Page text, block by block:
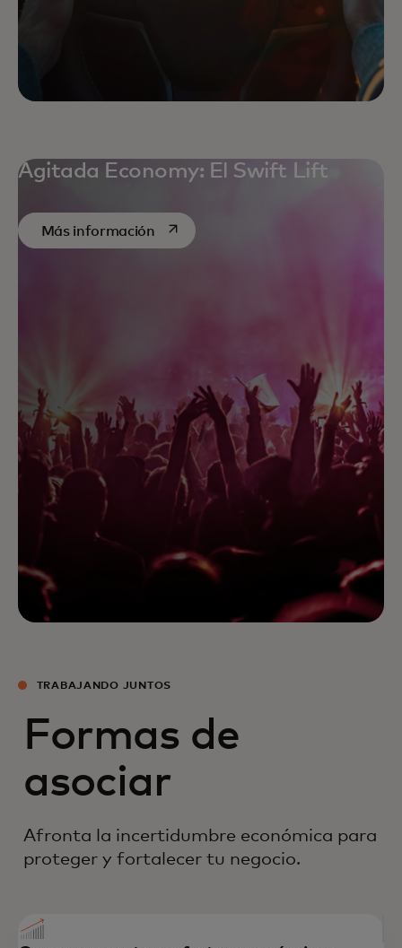
Agitada Economy: El Swift Lift
Más informaciónse abre en una pestaña nueva
TRABAJANDO JUNTOS
Formas de
asociar
Afronta la incertidumbre económica para
proteger y fortalecer tu negocio.